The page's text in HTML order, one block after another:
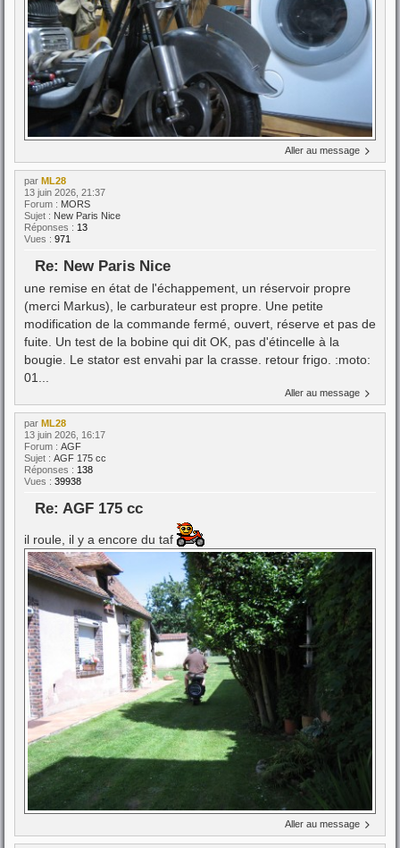
Aller au message
par ML28
13 juin 2026, 21:37
Forum : MORS
Sujet : New Paris Nice
Réponses : 13
Vues : 971
Re: New Paris Nice
une remise en état de l'échappement, un réservoir propre
(merci Markus), le carburateur est propre. Une petite
modification de la commande fermé, ouvert, réserve et pas de
fuite. Un test de la bobine qui dit OK, pas d'étincelle à la
bougie. Le stator est envahi par la crasse. retour frigo. :moto:
01...
Aller au message
par ML28
13 juin 2026, 16:17
Forum : AGF
Sujet : AGF 175 cc
Réponses : 138
Vues : 39938
Re: AGF 175 cc
il roule, il y a encore du taf
Aller au message